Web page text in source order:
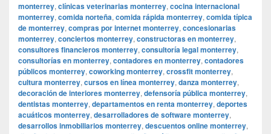
monterrey, clínicas veterinarias monterrey, cocina internacional
monterrey, comida norteña, comida rápida monterrey, comida típica
de monterrey, compras por internet monterrey, concesionarias
monterrey, conciertos monterrey, constructoras en monterrey,
consultores financieros monterrey, consultoría legal monterrey,
consultorías en monterrey, contadores en monterrey, contadores
públicos monterrey, coworking monterrey, crossfit monterrey,
cultura monterrey, cursos en línea monterrey, danza monterrey,
decoración de interiores monterrey, defensoría pública monterrey,
dentistas monterrey, departamentos en renta monterrey, deportes
acuáticos monterrey, desarrolladores de software monterrey,
desarrollos inmobiliarios monterrey, descuentos online monterrey,